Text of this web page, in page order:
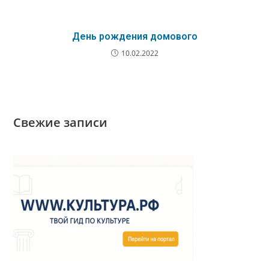
День рождения домового
10.02.2022
Свежие записи